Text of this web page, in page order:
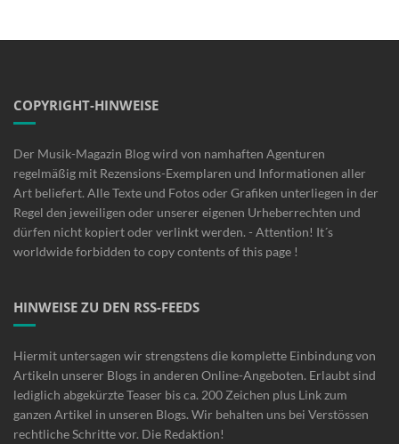
COPYRIGHT-HINWEISE
Der Musik-Magazin Blog wird von namhaften Agenturen
regelmäßig mit Rezensions-Exemplaren und Informationen aller
Art beliefert. Alle Texte und Fotos oder Grafiken unterliegen in der
Regel den jeweiligen oder unserer eigenen Urheberrechten und
dürfen nicht kopiert oder verlinkt werden. - Attention! It´s
worldwide forbidden to copy contents of this page !
HINWEISE ZU DEN RSS-FEEDS
Hiermit untersagen wir strengstens die komplette Einbindung von
Artikeln unserer Blogs in anderen Online-Angeboten. Erlaubt sind
lediglich abgekürzte Teaser bis ca. 200 Zeichen plus Link zum
ganzen Artikel in unseren Blogs. Wir behalten uns bei Verstössen
rechtliche Schritte vor. Die Redaktion!